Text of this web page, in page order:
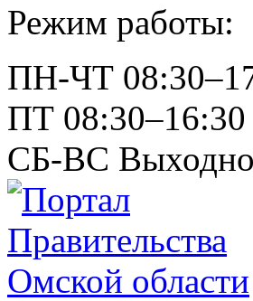
Режим работы:
ПН-ЧТ
ПТ 08:30–16:30
СБ-ВС